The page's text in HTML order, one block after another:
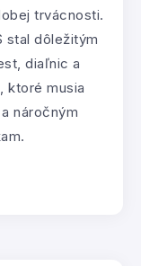
trvácnosti.
stal dôležitým
diaľnic a
ktoré musia
náročným